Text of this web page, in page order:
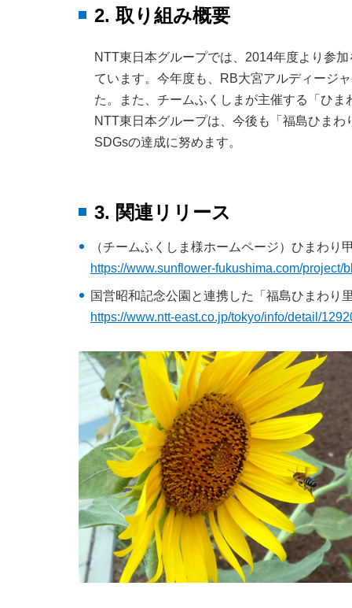
2. 取り組み概要
NTT東日本グループでは、2014年度より参
ています。今年度も、RB大宮アルディージ
た。また、チームふくしまが主催する「ひ
NTT東日本グループは、今後も「福島ひま
SDGsの達成に努めます。
3. 関連リリース
（チームふくしま様ホームページ）ひまわり
https://www.sunflower-fukushima.com/project/
国営昭和記念公園と連携した「福島ひまわり
https://www.ntt-east.co.jp/tokyo/info/detail/